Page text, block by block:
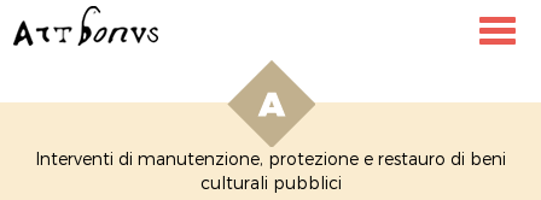
Interventi di manutenzione, protezione e restauro di beni
culturali pubblici